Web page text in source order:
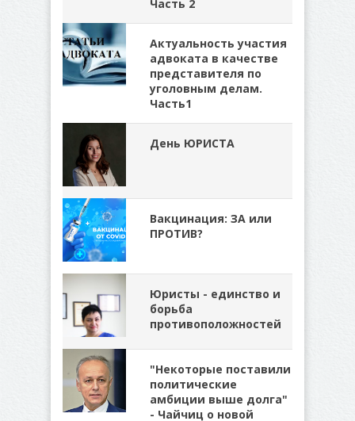
Часть 2
Актуальность участия
адвоката в качестве
представителя по
уголовным делам.
Часть1
День ЮРИСТА
Вакцинация: ЗА или
ПРОТИВ?
Юристы - единство и
борьба
противоположностей
"Некоторые поставили
политические
амбиции выше долга"
- Чайчиц о новой